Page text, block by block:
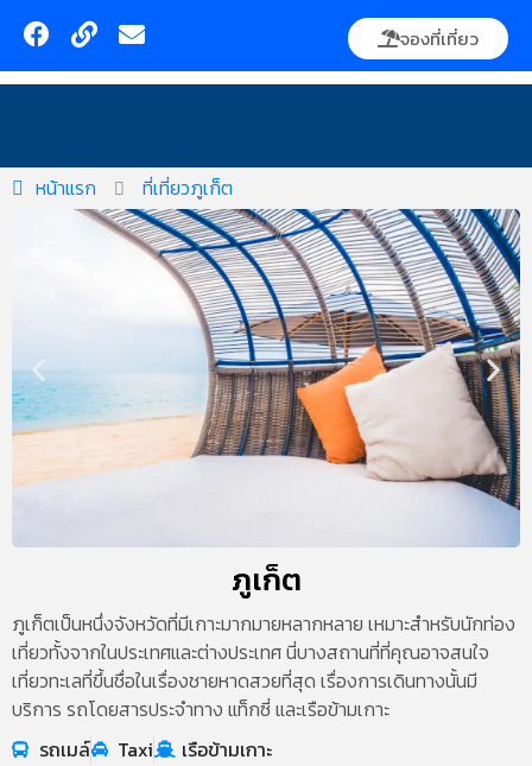
content
F
a
c
o
o
L
i
n
E
v
o
p
e
จองที่เที่ยว
หน้าแรก ที่เที่ยวภูเก็ต
ภูเก็ต
ภูเก็ตเป็นหนึ่งจังหวัดที่มีเกาะมากมายหลากหลาย เหมาะสำหรับนักท่อง
เที่ยวทั้งจากในประเทศและต่างประเทศ นี่บางสถานที่ที่คุณอาจสนใจ
เที่ยวทะเลที่ขึ้นชื่อในเรื่องชายหาดสวยที่สุด เรื่องการเดินทางนั้นมี
บริการ รถโดยสารประจำทาง แท็กซี่ และเรือข้ามเกาะ
รถเมล์
Taxi เรือข้ามเกาะ